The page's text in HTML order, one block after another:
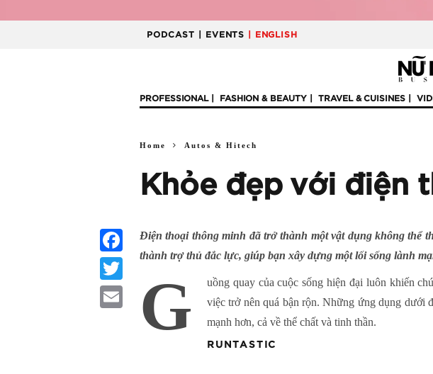
PODCAST | EVENTS | ENGLISH
PROFESSIONAL FASHION & BEAUTY TRAVEL & CUISINES
Home Autos & Hitech
Khỏe đẹp với điện
Điện thoại thông minh đã trở thành một vật dụng không thể
thành trợ thủ đắc lực, giúp bạn xây dựng một lối sống lành
G
uồng quay của cuộc sống hiện đại luôn khiến
việc trở nên quá bận rộn. Những ứng dụng dưới
mạnh hơn, cả về thể chất và tinh thần.
RUNTASTIC
Facebook
Twitter